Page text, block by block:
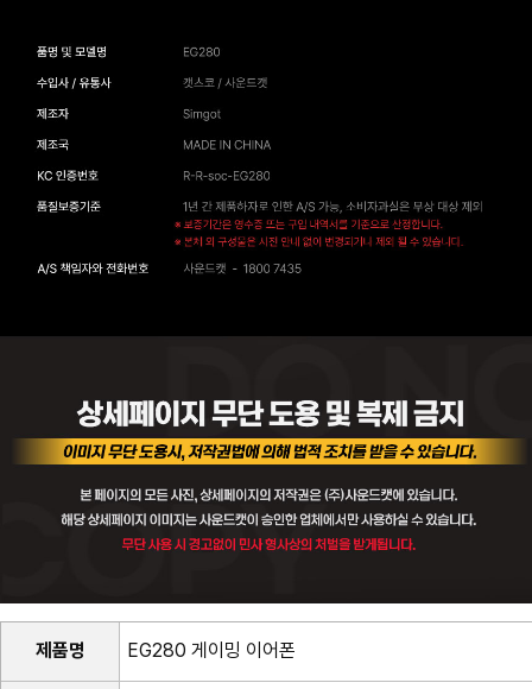
제품명 EG280 게이밍 이어폰